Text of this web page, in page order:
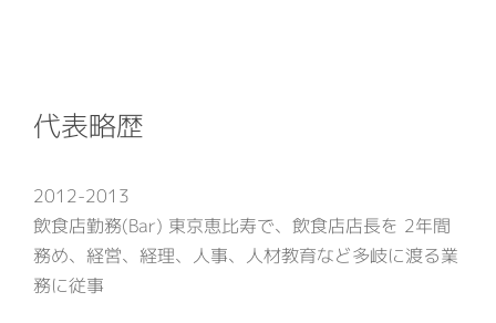
代表略歴
2012-2013
飲食店勤務(Bar) 東京恵比寿で、飲食店店長を 2年間
務め、経営、経理、人事、人材教育など多岐に渡る業
務に従事